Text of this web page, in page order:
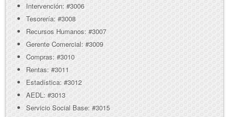
Intervención: #3006
Tesorería: #3008
Recursos Humanos: #3007
Gerente Comercial: #3009
Compras: #3010
Rentas: #3011
Estadística: #3012
AEDL: #3013
Servicio Social Base: #3015